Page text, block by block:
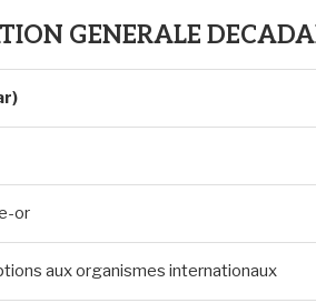
GENERALE
or
aux organismes internationaux